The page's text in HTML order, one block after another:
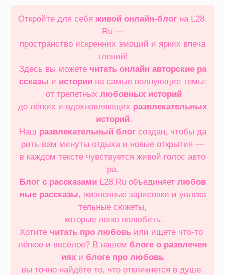
Откройте для себя живой онлайн‑блог на L28.
Ru —
пространство искренних эмоций и ярких впеча
тлений!
Здесь вы можете читать онлайн авторские ра
ссказы и историина самые волнующие темы:
от трепетных любовных историй
до лёгких и вдохновляющих развлекательных
историй.
Наш развлекательный блогсоздан, чтобы да
рить вам минуты отдыха и новые открытия —
в каждом тексте чувствуется живой голос авто
ра.
Блог с рассказамиL28.Ru объединяет любов
ные рассказы, жизненные зарисовки и увлека
тельные сюжеты,
которые легко полюбить.
Хотите читать про любовь или ищете что‑то
лёгкое и весёлое? В нашем блоге о развлечен
иях и блоге про любовь
вы точно найдёте то, что откликнется в душе.